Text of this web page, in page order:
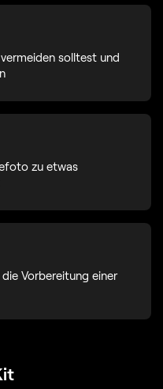
solltest und
zu etwas
Vorbereitung einer